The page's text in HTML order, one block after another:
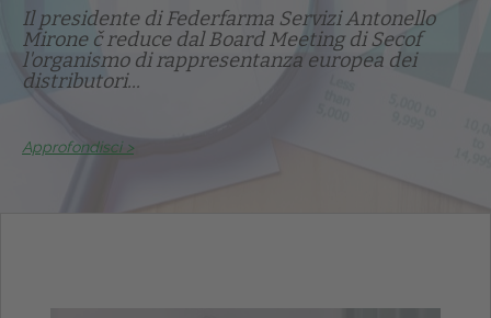
Il presidente di Federfarma Servizi Antonello
Mirone č reduce dal Board Meeting di Secof
l'organismo di rappresentanza europea dei
distributori...
Approfondisci >